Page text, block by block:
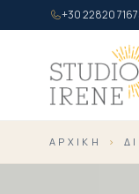
+30 22820
ΑΡΧΙΚΉ ›